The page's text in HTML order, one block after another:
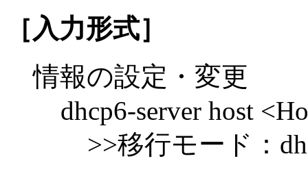
［入力形式］
情報の設定・変更
dhcp6-server host
>>移行モード：